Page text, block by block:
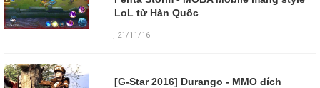
LoL từ Hàn Quốc
, 21/11/16
[G-Star 2016] Durango - MMO đích